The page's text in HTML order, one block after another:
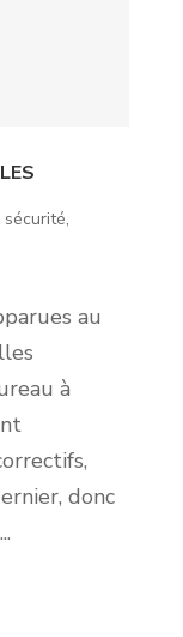
sécurité,
au
à
donc